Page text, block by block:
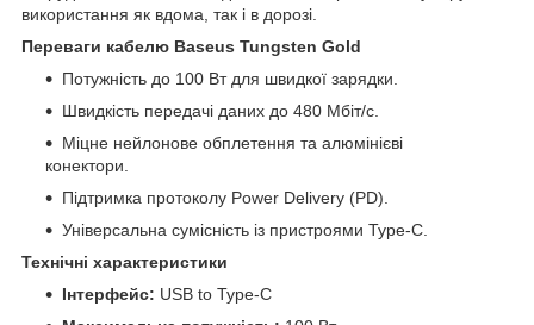
використання як вдома, так і в дорозі.
Переваги кабелю Baseus Tungsten Gold
Потужність до 100 Вт для швидкої зарядки.
Швидкість передачі даних до 480 Мбіт/с.
Міцне нейлонове обплетення та алюмінієві
конектори.
Підтримка протоколу Power Delivery (PD).
Універсальна сумісність із пристроями Type-C.
Технічні характеристики
Інтерфейс: USB to Type-C